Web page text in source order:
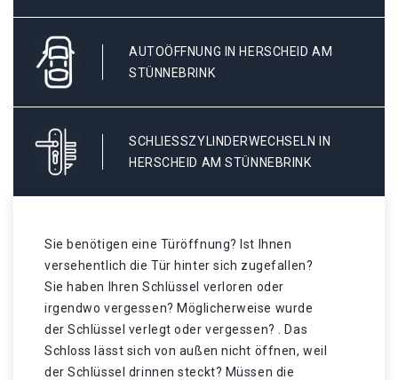
AUTOÖFFNUNG IN HERSCHEID AM
STÜNNEBRINK
SCHLIESSZYLINDERWECHSELN IN H
ERSCHEID AM STÜNNEBRINK
Sie benötigen eine Türöffnung? Ist Ihnen
versehentlich die Tür hinter sich zugefallen?
Sie haben Ihren Schlüssel verloren oder
irgendwo vergessen? Möglicherweise wurde
der Schlüssel verlegt oder vergessen? . Das
Schloss lässt sich von außen nicht öffnen, weil
der Schlüssel drinnen steckt? Müssen die